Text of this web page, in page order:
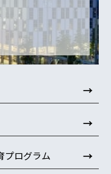
→
→
プログラム →